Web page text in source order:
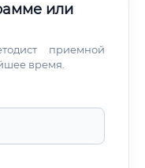
или
приемной
время.